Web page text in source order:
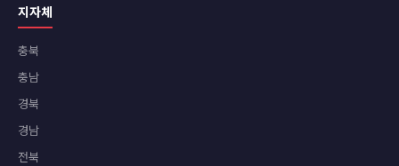
지자체
충북
충남
경북
경남
전북